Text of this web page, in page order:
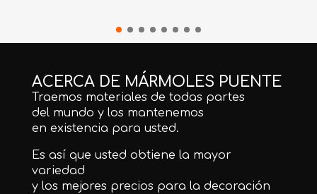
ACERCA DE MÁRMOLES PUENTE
Traemos materiales de todas partes
del mundo y los mantenemos
en existencia para usted.
Es así que usted obtiene la mayor
variedad
y los mejores precios para la decoración